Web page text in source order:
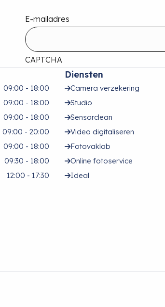
E-mailadres
CAPTCHA
09:00 - 18:00
09:00 - 18:00
09:00 - 18:00
09:00 - 20:00
09:00 - 18:00
09:30 - 18:00
12:00 - 17:30
Diensten
Camera verzekering
Studio
Sensorclean
Video digitaliseren
Fotovaklab
Online fotoservice
Ideal